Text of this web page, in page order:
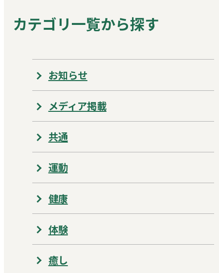
カテゴリ一覧から探す
お知らせ
メディア掲載
共通
運動
健康
体験
癒し